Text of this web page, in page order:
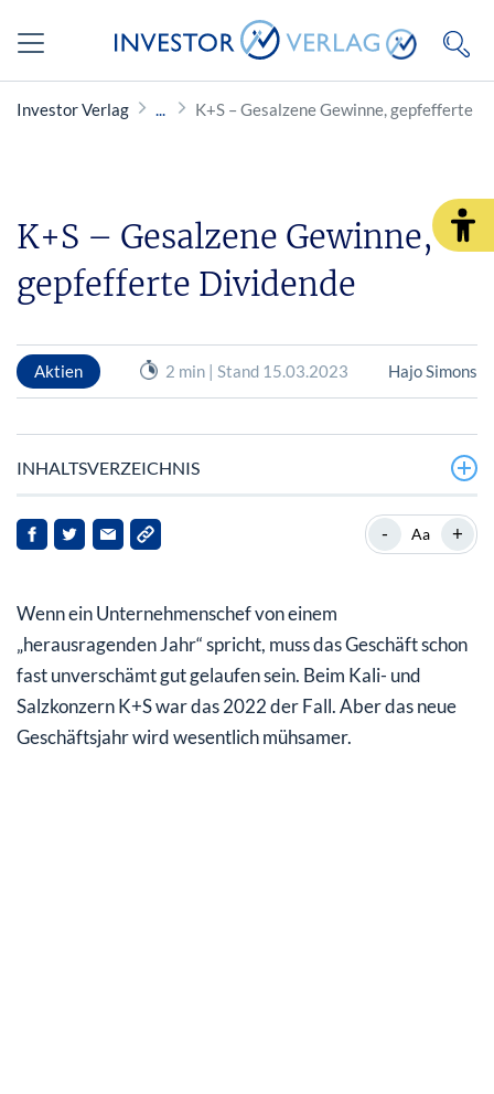
Investor Verlag K+S – Gesalzene Gewinne, gepfefferte
K+S – Gesalzene Gewinne,
gepfefferte Dividende
Aktien 2 min | Stand 15.03.2023 Hajo Simons
INHALTSVERZEICHNIS
Steiler Anstieg der Kalipreise sorgt für Umsatzschub
Ausblick für 2023 überrascht positiv
- Aa +
Wenn ein Unternehmenschef von einem
„herausragenden Jahr“ spricht, muss das Geschäft schon
fast unverschämt gut gelaufen sein. Beim Kali- und
Salzkonzern K+S war das 2022 der Fall. Aber das neue
Geschäftsjahr wird wesentlich mühsamer.